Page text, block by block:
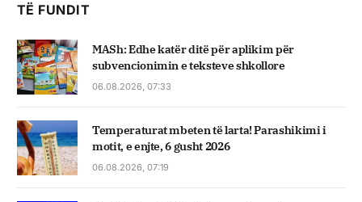
TË FUNDIT
MASh: Edhe katër ditë për aplikim për
subvencionimin e teksteve shkollore
06.08.2026, 07:33
Temperaturat mbeten të larta! Parashikimi i
motit, e enjte, 6 gusht 2026
06.08.2026, 07:19